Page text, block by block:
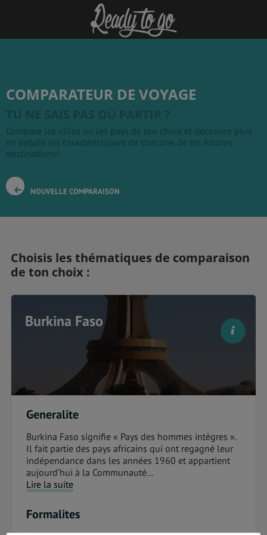
COMPARATEUR DE VOYAGE
Compare les villes ou les pays de ton choix et découvre plus
en détails les caractéristiques de chacune de tes futures
destinations!
NOUVELLE COMPARAISON
Choisis les thématiques de comparaison
de ton choix :
Burkina Faso
Generalite
Burkina Faso signifie « Pays des hommes intègres ».
Il fait partie des pays africains qui ont regagné leur
indépendance dans les années 1960 et appartient
aujourd’hui à la Communauté...
Lire la suite
Formalites